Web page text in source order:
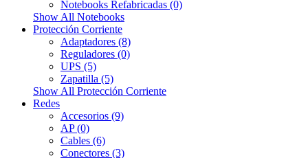
Notebooks Refabricadas (0)
Show All Notebooks
Protección Corriente
Adaptadores (8)
Reguladores (0)
UPS (5)
Zapatilla (5)
Show All Protección Corriente
Redes
Accesorios (9)
AP (0)
Cables (6)
Conectores (3)